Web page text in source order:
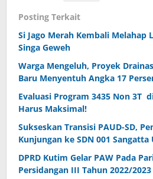
Posting Terkait
Si Jago Merah Kembali Melahap
Singa Geweh
Warga Mengeluh, Proyek
Baru Menyentuh Angka 17
Evaluasi Program 3435 Non 3T
Harus Maksimal!
Sukseskan Transisi PAUD-SD,
Kunjungan ke SDN 001 Sangatta
DPRD Kutim Gelar PAW Pada
Persidangan III Tahun 2022/2023